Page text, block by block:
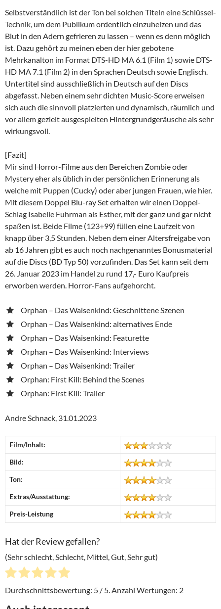
Selbstverständlich ist der Ton bei solchen Titeln eine Schlüssel-
Technik, um dem Publikum ordentlich einzuheizen und das
Blut in den Adern gefrieren zu lassen – wenn es denn möglich
ist. Dazu gehört zu meinen eben der hier gebotene
Mehrkanalton im Format DTS-HD MA 6.1 (Film 1) sowie DTS-
HD MA 7.1 (Film 2) in den Sprachen Deutsch sowie Englisch.
Untertitel sind ausschließlich in Deutsch auf den Discs
abgefasst. Neben einem sehr dichten Music-Score erweisen
sich auch die sinnvoll platzierten und dynamisch, räumlich und
vor allem gezielt ausgespielten Hintergrundgeräusche als sehr
wirkungsvoll.
[Fazit]
Mir sind Horror-Filme aus den Bereichen Zombie oder
Mystery eher als üblich in der persönlichen Erinnerung als
welche mit Puppen (Cucky) oder aber jungen Frauen, wie hier.
Mit diesem Doppel Blu-ray Set erhalten wir einen Doppel-
Schlag Isabelle Fuhrman als Esther, mit der ganz und gar nicht
spaßen ist. Beide Filme (123+99) füllen eine Laufzeit von
knapp über 3,5 Stunden. Neben dem einer Altersfreigabe von
ab 16 Jahren gibt es auch noch nachgenanntes Bonusmaterial
auf die Discs (BD Typ 50) vorzufinden. Das Set kann seit dem
26. Januar 2023 im Handel zu rund 17,- Euro Kaufpreis
erworben werden. Horror-Fans aufgehorcht.
Orphan – Das Waisenkind: Geschnittene Szenen
Orphan – Das Waisenkind: alternatives Ende
Orphan – Das Waisenkind: Featurette
Orphan – Das Waisenkind: Interviews
Orphan – Das Waisenkind: Trailer
Orphan: First Kill: Behind the Scenes
Orphan: First Kill: Trailer
Andre Schnack, 31.01.2023
Film/Inhalt:
Bild:
Ton:
Extras/Ausstattung:
Preis-Leistung
Hat der Review gefallen?
(Sehr schlecht, Schlecht, Mittel, Gut, Sehr gut)
Durchschnittsbewertung: 5 / 5. Anzahl Wertungen: 2